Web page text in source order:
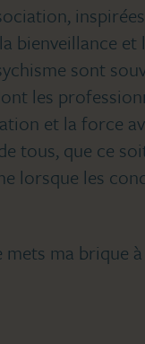
et
sont
les
et la force
tous, que ce
lorsque les
mets ma brique